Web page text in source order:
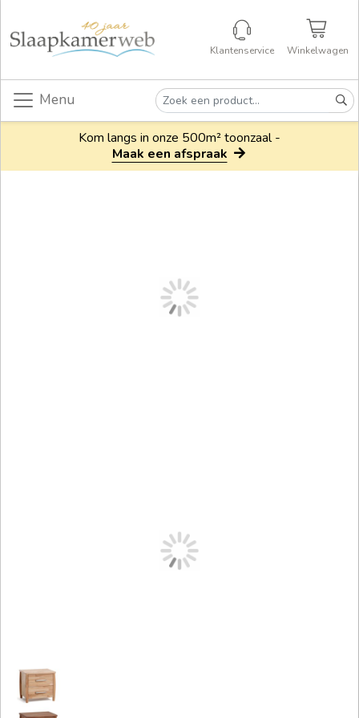
Klantenservice Winkelwagen
Menu
Kom langs in onze 500m² toonzaal -
Maak een afspraak